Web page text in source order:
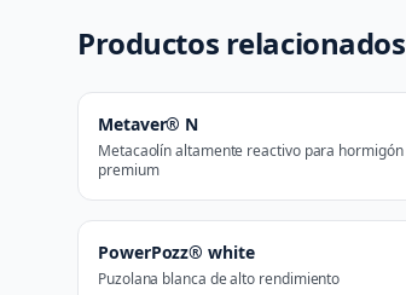
Productos relacionados
Metaver® N
Metacaolín altamente reactivo para hormigón
premium
PowerPozz® white
Puzolana blanca de alto rendimiento